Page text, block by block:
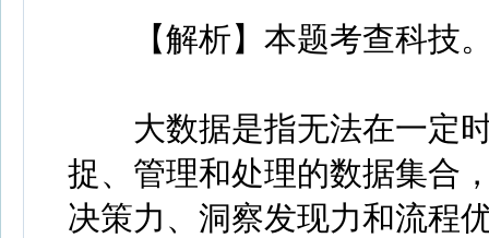
【解析】本题考查科技
大数据是指无法在一定时
捉、管理和处理的数据集合
决策力、洞察发现力和流程